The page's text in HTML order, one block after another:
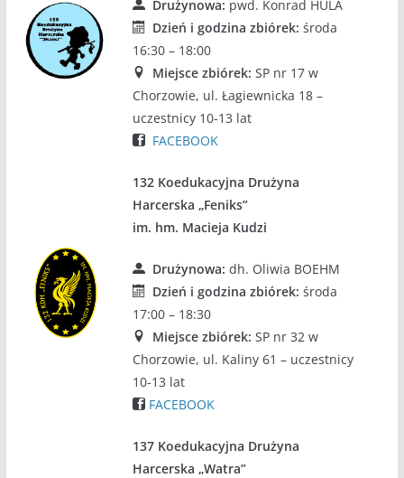
Drużynowa: pwd. Konrad HULA
Dzień i godzina zbiórek: środa
16:30 – 18:00
Miejsce zbiórek: SP nr 17 w
Chorzowie, ul. Łagiewnicka 18 –
uczestnicy 10-13 lat
FACEBOOK
132 Koedukacyjna Drużyna
Harcerska „Feniks”
im. hm. Macieja Kudzi
Drużynowa: dh. Oliwia BOEHM
Dzień i godzina zbiórek: środa
17:00 – 18:30
Miejsce zbiórek: SP nr 32 w
Chorzowie, ul. Kaliny 61 – uczestnicy
10-13 lat
FACEBOOK
137 Koedukacyjna Drużyna
Harcerska „Watra”